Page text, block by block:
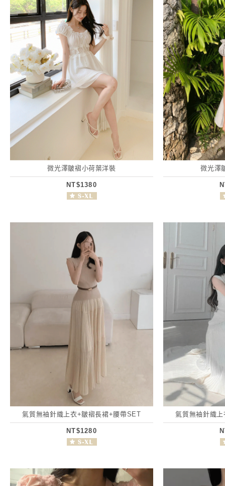
微光澤皺褶小荷葉洋裝
NT$1380
微光澤
氣質無袖針織上衣+皺褶長裙+腰帶SET
NT$1280
氣質無袖針織